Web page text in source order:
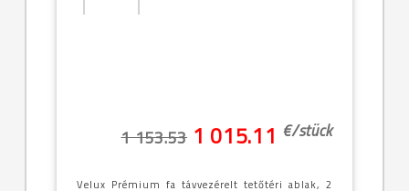
1 153.53 1 015.11 €/stück
Velux Prémium fa távvezérelt tetőtéri ablak, 2